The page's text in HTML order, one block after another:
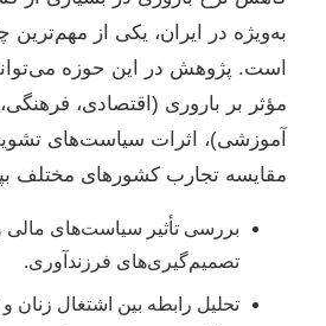
به‌ویژه در ایران، یکی از
است. پژوهش در این حوزه
مؤثر بر باروری (اقتصادی،
آموزشی)، اثرات سیاست‌های
مقایسه تجارب کشورهای مختلف
بررسی تأثیر سیاست‌های مالی
تصمیم‌گیری‌های فرزندآوری.
تحلیل رابطه بین اشتغال زنان